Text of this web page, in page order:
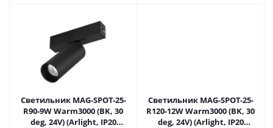
Светильник MAG-SPOT-25-
R90-9W Warm3000 (BK, 30
deg, 24V) (Arlight, IP20
Светильник MAG-SPOT-25-
R120-12W Warm3000 (BK, 30
deg, 24V) (Arlight, IP20